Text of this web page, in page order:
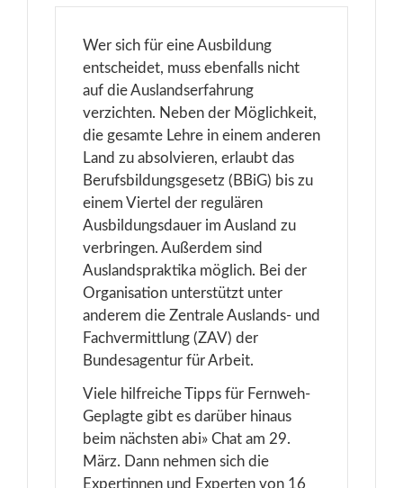
Wer sich für eine Ausbildung
entscheidet, muss ebenfalls nicht
auf die Auslandserfahrung
verzichten. Neben der Möglichkeit,
die gesamte Lehre in einem anderen
Land zu absolvieren, erlaubt das
Berufsbildungsgesetz (BBiG) bis zu
einem Viertel der regulären
Ausbildungsdauer im Ausland zu
verbringen. Außerdem sind
Auslandspraktika möglich. Bei der
Organisation unterstützt unter
anderem die Zentrale Auslands- und
Fachvermittlung (ZAV) der
Bundesagentur für Arbeit.
Viele hilfreiche Tipps für Fernweh-
Geplagte gibt es darüber hinaus
beim nächsten abi» Chat am 29.
März. Dann nehmen sich die
Expertinnen und Experten von 16